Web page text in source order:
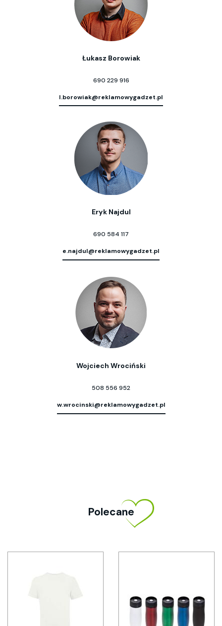
Łukasz Borowiak
690 229 916
l.borowiak@reklamowygadzet.pl
Eryk Najdul
690 584 117
e.najdul@reklamowygadzet.pl
Wojciech Wrociński
508 556 952
w.wrocinski@reklamowygadzet.pl
Polecane